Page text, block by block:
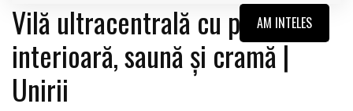
AM INTELES
Vilă ultracentrală cu piscină
interioară, saună și cramă |
Unirii